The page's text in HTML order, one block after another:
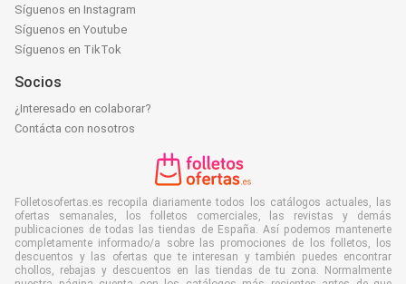
Síguenos en Instagram
Síguenos en Youtube
Síguenos en TikTok
Socios
¿Interesado en colaborar?
Contácta con nosotros
Folletosofertas.es recopila diariamente todos los catálogos actuales, las
ofertas semanales, los folletos comerciales, las revistas y demás
publicaciones de todas las tiendas de España. Así podemos mantenerte
completamente informado/a sobre las promociones de los folletos, los
descuentos y las ofertas que te interesan y también puedes encontrar
chollos, rebajas y descuentos en las tiendas de tu zona. Normalmente